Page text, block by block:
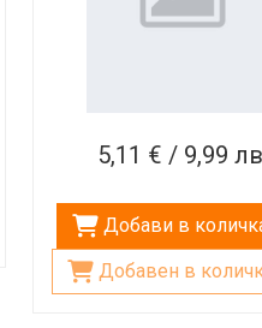
5,11 € / 9,99
Добави в
Добавен в